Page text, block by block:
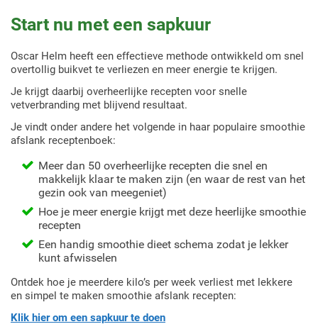
Start nu met een sapkuur
Oscar Helm heeft een effectieve methode ontwikkeld om snel
overtollig buikvet te verliezen en meer energie te krijgen.
Je krijgt daarbij overheerlijke recepten voor snelle
vetverbranding met blijvend resultaat.
Je vindt onder andere het volgende in haar populaire smoothie
afslank receptenboek:
Meer dan 50 overheerlijke recepten die snel en
makkelijk klaar te maken zijn (en waar de rest van het
gezin ook van meegeniet)
Hoe je meer energie krijgt met deze heerlijke smoothie
recepten
Een handig smoothie dieet schema zodat je lekker
kunt afwisselen
Ontdek hoe je meerdere kilo’s per week verliest met lekkere
en simpel te maken smoothie afslank recepten:
Klik hier om een sapkuur te doen